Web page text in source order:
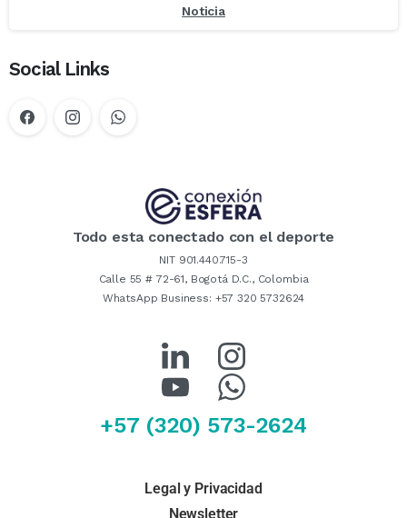
Noticia
Social Links
Todo esta conectado con el deporte
NIT 901.440.715-3
Calle 55 # 72-61, Bogotá D.C., Colombia
WhatsApp Business: +57 320 5732624
+57 (320) 573-2624
Legal y Privacidad
Newsletter